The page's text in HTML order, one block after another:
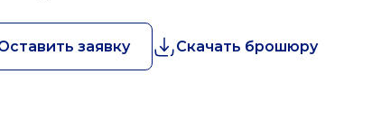
заявку Скачать брошюру